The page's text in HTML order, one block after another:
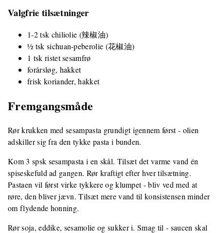
Valgfrie tilsætninger
1-2 tsk chiliolie (辣椒油)
½ tsk sichuan-peberolie (花椒油)
1 tsk ristet sesamfrø
forårsløg, hakket
frisk koriander, hakket
Fremgangsmåde
Rør krukken med sesampasta grundigt igennem først - olien
adskiller sig fra den tykke pasta i bunden.
Kom 3 spsk sesampasta i en skål. Tilsæt det varme vand én
spiseskefuld ad gangen. Rør kraftigt efter hver tilsætning.
Pastaen vil først virke tykkere og klumpet - bliv ved med at
røre, den bliver jævn. Tilsæt mere vand til konsistensen minder
om flydende honning.
Rør soja, eddike, sesamolie og sukker i. Smag til - saucen skal